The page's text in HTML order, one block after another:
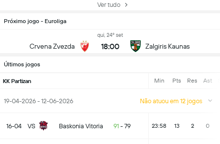
Ver tudo
Próximo jogo - Euroliga
Crvena Zvezda
qui, 24º set
18:00 Zalgiris Kaunas
Últimos jogos
KK Partizan Min Pts Res Ast
19-04-2026 - 12-06-2026 Não atuou em 12 jogos
16-04 VS Baskonia Vitoria 91- 79 23:58 13 2 0